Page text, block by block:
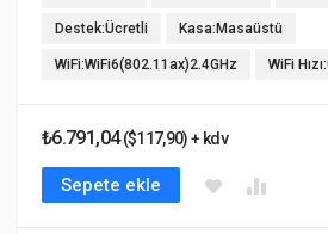
Destek:Ücretli Kasa:Masaüstü
WiFi:WiFi6(802.11ax)2.4GHz WiFi
₺6.791,04($117,90) + kdv
Sepete ekle